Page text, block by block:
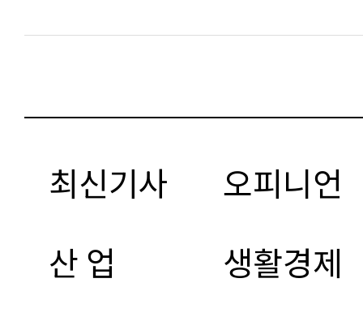
최신기사
오피니언
산 업
생활경제